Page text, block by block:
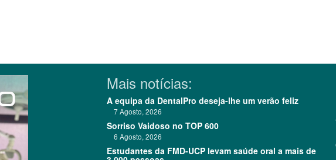
Mais notícias:
A equipa da DentalPro deseja-lhe um verão feliz
7 Agosto, 2026
Sorriso Vaidoso no TOP 600
6 Agosto, 2026
Estudantes da FMD-UCP levam saúde oral a mais de